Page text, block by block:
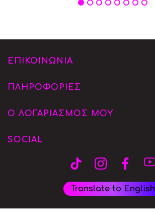
ΕΠΙΚΟΙΝΩΝΙΑ
ΠΛΗΡΟΦΟΡΙΕΣ
Ο ΛΟΓΑΡΙΑΣΜΟΣ ΜΟΥ
SOCIAL
Translate to English